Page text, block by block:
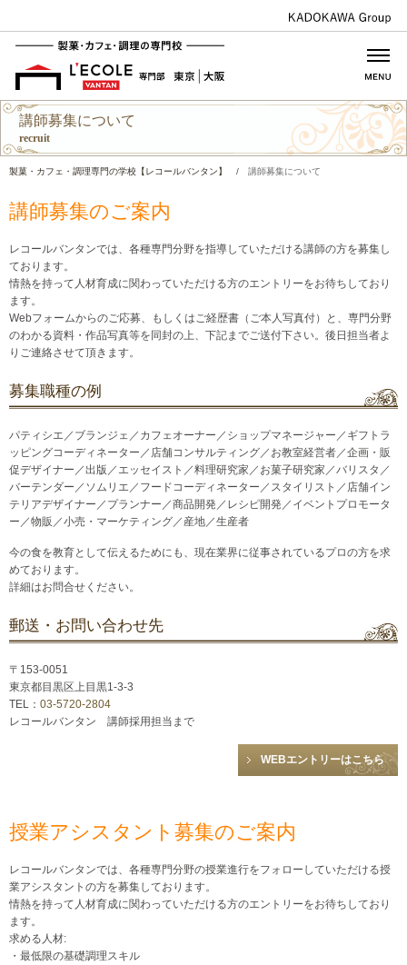
講師募集について
recruit
製菓・カフェ・調理専門の学校【レコールバンタン】 / 講師募集について
講師募集のご案内
レコールバンタンでは、各種専門分野を指導していただける講師の方を募集し
ております。
情熱を持って人材育成に関わっていただける方のエントリーをお待ちしており
ます。
Webフォームからのご応募、もしくはご経歴書（ご本人写真付）と、専門分野
のわかる資料・作品写真等を同封の上、下記までご送付下さい。後日担当者よ
りご連絡させて頂きます。
募集職種の例
パティシエ／ブランジェ／カフェオーナー／ショップマネージャー／ギフトラ
ッピングコーディネーター／店舗コンサルティング／お教室経営者／企画・販
促デザイナー／出版／エッセイスト／料理研究家／お菓子研究家／バリスタ／
バーテンダー／ソムリエ／フードコーディネーター／スタイリスト／店舗イン
テリアデザイナー／プランナー／商品開発／レシピ開発／イベントプロモータ
ー／物販／小売・マーケティング／産地／生産者
今の食を教育として伝えるためにも、現在業界に従事されているプロの方を求
めております。
詳細はお問合せください。
郵送・お問い合わせ先
〒153-0051
東京都目黒区上目黒1-3-3
TEL： 03-5720-2804
レコールバンタン 講師採用担当まで
WEBエントリーはこちら
授業アシスタント募集のご案内
レコールバンタンでは、各種専門分野の授業進行をフォローしていただける授
業アシスタントの方を募集しております。
情熱を持って人材育成に関わっていただける方のエントリーをお待ちしており
ます。
求める人材:
・最低限の基礎調理スキル